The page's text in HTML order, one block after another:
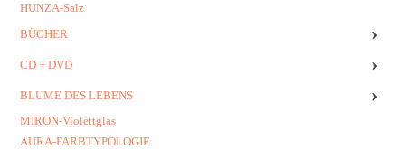
HUNZA-Salz
BÜCHER
›
CD + DVD ›
BLUME DES LEBENS ›
MIRON-Violettglas
AURA-FARBTYPOLOGIE